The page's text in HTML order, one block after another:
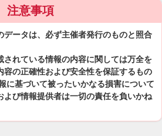
注意事項
データは、必ず主催者発行のものと照合
されている情報の内容に関しては万全を
容の正確性および安全性を保証するもの
に基づいて被ったいかなる損害について
よび情報提供者は一切の責任を負いかね